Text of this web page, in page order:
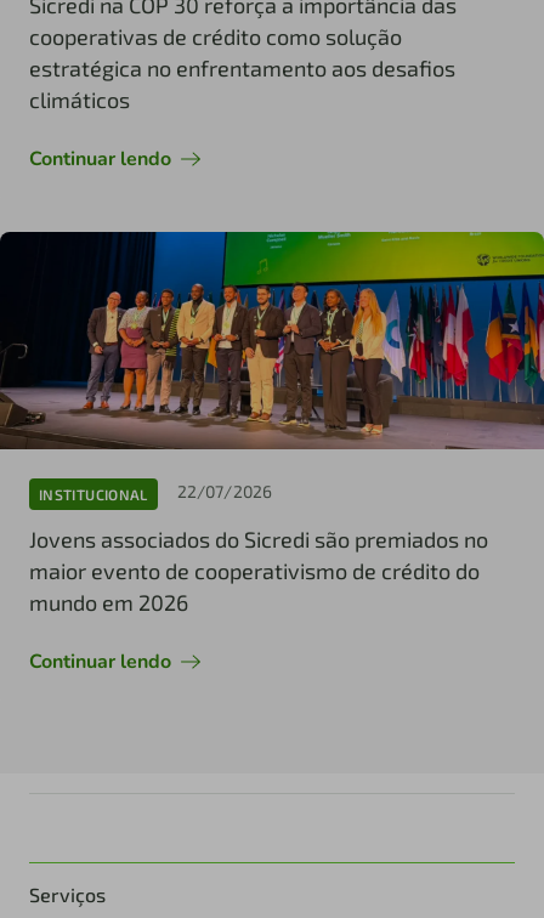
cooperativas de crédito como solução
estratégica no enfrentamento aos desafios
climáticos
Continuar lendo
INSTITUCIONAL 22/07/2026
Jovens associados do Sicredi são premiados no
maior evento de cooperativismo de crédito do
mundo em 2026
Continuar lendo
Serviços